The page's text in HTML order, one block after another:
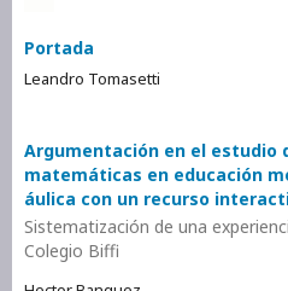
Portada
Leandro Tomasetti
Argumentación en el estudio
matemáticas en educación
áulica con un recurso
Sistematización de una
Colegio Biffi